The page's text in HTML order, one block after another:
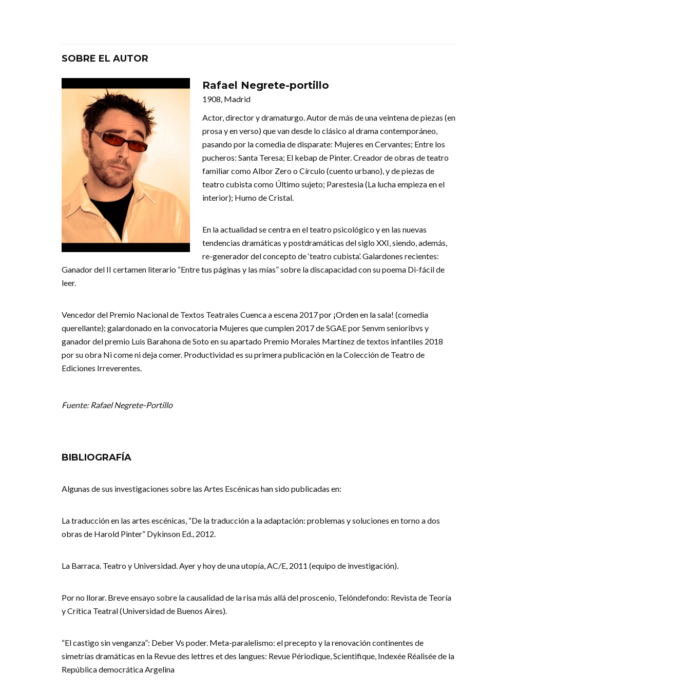
SOBRE EL AUTOR
Rafael Negrete-portillo
1908, Madrid
Actor, director y dramaturgo. Autor de más de una veintena de piezas (en
prosa y en verso) que van desde lo clásico al drama contemporáneo,
pasando por la comedia de disparate: Mujeres en Cervantes; Entre los
pucheros: Santa Teresa; El kebap de Pinter. Creador de obras de teatro
familiar como Albor Zero o Círculo (cuento urbano), y de piezas de
teatro cubista como Último sujeto; Parestesia (La lucha empieza en el
interior); Humo de Cristal.
En la actualidad se centra en el teatro psicológico y en las nuevas
tendencias dramáticas y postdramáticas del siglo XXI, siendo, además,
re-generador del concepto de ‘teatro cubista’. Galardones recientes:
Ganador del II certamen literario “Entre tus páginas y las mías” sobre la discapacidad con su poema Di-fácil de
leer.
Vencedor del Premio Nacional de Textos Teatrales Cuenca a escena 2017 por ¡Orden en la sala! (comedia
querellante); galardonado en la convocatoria Mujeres que cumplen 2017 de SGAE por Senvm senioribvs y
ganador del premio Luis Barahona de Soto en su apartado Premio Morales Martínez de textos infantiles 2018
por su obra Ni come ni deja comer. Productividad es su primera publicación en la Colección de Teatro de
Ediciones Irreverentes.
Fuente: Rafael Negrete-Portillo
BIBLIOGRAFÍA
Algunas de sus investigaciones sobre las Artes Escénicas han sido publicadas en:
La traducción en las artes escénicas, “De la traducción a la adaptación: problemas y soluciones en torno a dos
obras de Harold Pinter” Dykinson Ed., 2012.
La Barraca. Teatro y Universidad. Ayer y hoy de una utopía, AC/E, 2011 (equipo de investigación).
Por no llorar. Breve ensayo sobre la causalidad de la risa más allá del proscenio, Telóndefondo: Revista de Teoría
y Crítica Teatral (Universidad de Buenos Aires).
“El castigo sin venganza”: Deber Vs poder. Meta-paralelismo: el precepto y la renovación continentes de
simetrías dramáticas en la Revue des lettres et des langues: Revue Périodique, Scientifique, Indexée Réalisée de la
República democrática Argelina